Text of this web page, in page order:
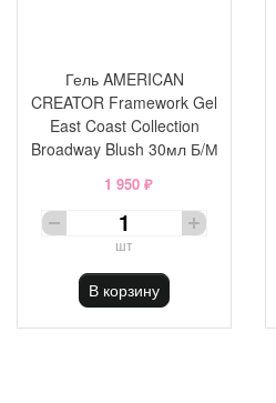
Гель AMERICAN
CREATOR Framework Gel
East Coast Collection
Broadway Blush 30мл Б/М
1 950 ₽
шт
В корзину